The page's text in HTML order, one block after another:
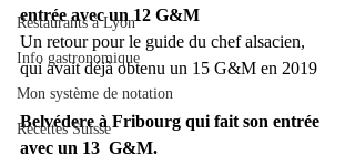
Restaurants à Lyon
Info gastronomique
Mon système de notation
Recettes Suisse
entrée avec un 12 G&M
Un retour pour le guide du chef alsacien,
qui avait déjà obtenu un 15 G&M en 2019
Belvédere à Fribourg qui fait son entrée
avec un 13  G&M.